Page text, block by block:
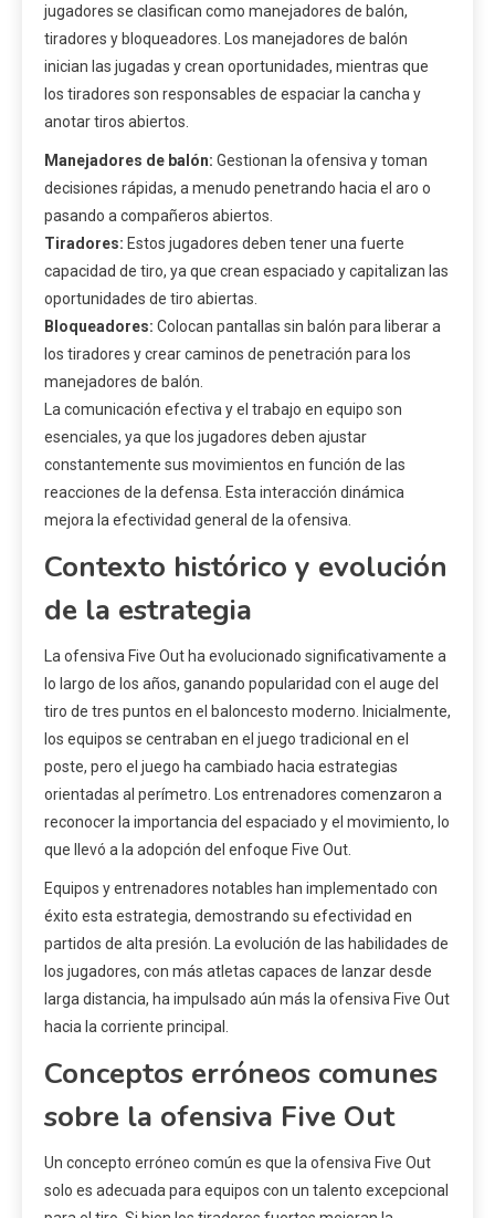
jugadores se clasifican como manejadores de balón,
tiradores y bloqueadores. Los manejadores de balón
inician las jugadas y crean oportunidades, mientras que
los tiradores son responsables de espaciar la cancha y
anotar tiros abiertos.
Manejadores de balón: Gestionan la ofensiva y toman
decisiones rápidas, a menudo penetrando hacia el aro o
pasando a compañeros abiertos.
Tiradores: Estos jugadores deben tener una fuerte
capacidad de tiro, ya que crean espaciado y capitalizan las
oportunidades de tiro abiertas.
Bloqueadores: Colocan pantallas sin balón para liberar a
los tiradores y crear caminos de penetración para los
manejadores de balón.
La comunicación efectiva y el trabajo en equipo son
esenciales, ya que los jugadores deben ajustar
constantemente sus movimientos en función de las
reacciones de la defensa. Esta interacción dinámica
mejora la efectividad general de la ofensiva.
Contexto histórico y evolución
de la estrategia
La ofensiva Five Out ha evolucionado significativamente a
lo largo de los años, ganando popularidad con el auge del
tiro de tres puntos en el baloncesto moderno. Inicialmente,
los equipos se centraban en el juego tradicional en el
poste, pero el juego ha cambiado hacia estrategias
orientadas al perímetro. Los entrenadores comenzaron a
reconocer la importancia del espaciado y el movimiento, lo
que llevó a la adopción del enfoque Five Out.
Equipos y entrenadores notables han implementado con
éxito esta estrategia, demostrando su efectividad en
partidos de alta presión. La evolución de las habilidades de
los jugadores, con más atletas capaces de lanzar desde
larga distancia, ha impulsado aún más la ofensiva Five Out
hacia la corriente principal.
Conceptos erróneos comunes
sobre la ofensiva Five Out
Un concepto erróneo común es que la ofensiva Five Out
solo es adecuada para equipos con un talento excepcional